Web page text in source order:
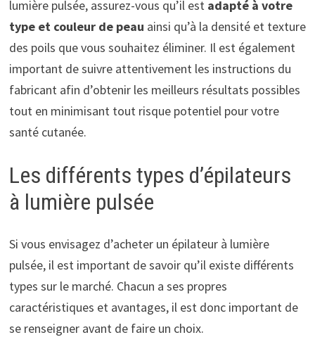
lumière pulsée, assurez-vous qu’il est adapté à votre
type et couleur de peau ainsi qu’à la densité et texture
des poils que vous souhaitez éliminer. Il est également
important de suivre attentivement les instructions du
fabricant afin d’obtenir les meilleurs résultats possibles
tout en minimisant tout risque potentiel pour votre
santé cutanée.
Les différents types d’épilateurs
à lumière pulsée
Si vous envisagez d’acheter un épilateur à lumière
pulsée, il est important de savoir qu’il existe différents
types sur le marché. Chacun a ses propres
caractéristiques et avantages, il est donc important de
se renseigner avant de faire un choix.